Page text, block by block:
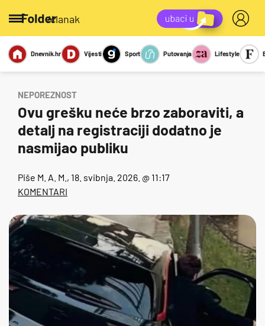
/članak
Miks Kviz
Report
Sexy
Dnevnik.hr Vijesti Sport Putovanja Lifestyle
NEPOREZNOST
Ovu grešku neće brzo zaboraviti, a
detalj na registraciji dodatno je
nasmijao publiku
Piše M. A. M. , 18. svibnja. 2026. @ 11:17
KOMENTARI